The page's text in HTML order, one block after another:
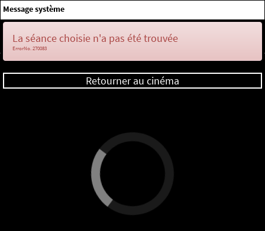
Message système
La séance choisie n'a pas été trouvée
ErrorNo. 270083
Retourner au cinéma